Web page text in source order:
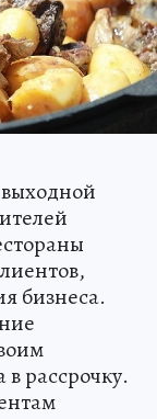
бизнеса.
рассрочку.